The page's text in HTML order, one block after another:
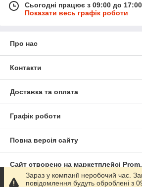
Сьогодні працює з 09:00 до 17:00
Показати весь графік роботи
Про нас
Контакти
Доставка та оплата
Графік роботи
Повна версія сайту
Сайт створено на маркетплейсі
Зараз у компанії неробочий час.
повідомлення будуть оброблені з